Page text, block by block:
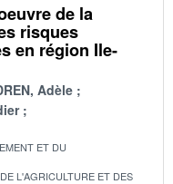
de la
risques
en région Ile-
Adèle
ET DU
L'AGRICULTURE ET DES